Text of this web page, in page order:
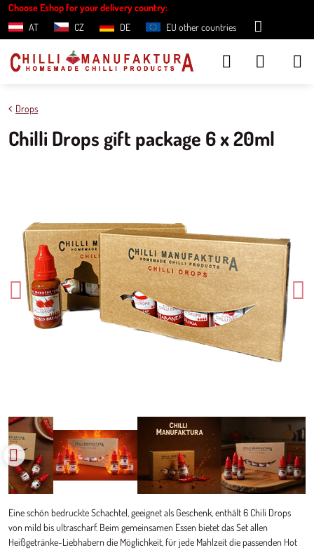
Choose Eshop for your delivery country:
AT
CZ DE EU other countries
Drops
Chilli Drops gift package 6 x 20ml
Eine schön bedruckte Schachtel, geeignet als Geschenk, enthält 6 Chili Drops
von mild bis ultrascharf. Beim gemeinsamen Essen bietet das Set allen
Heißgetränke-Liebhabern die Möglichkeit, für jede Mahlzeit die passenden Hot